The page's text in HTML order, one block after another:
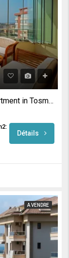
Comfortable Furnished 3 Bedroom Apartment in Tosmur / Alanya
Détails
A VENDRE